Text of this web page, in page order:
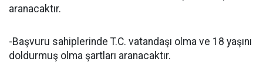
aranacaktır.
-Başvuru sahiplerinde T.C. vatandaşı olma ve 18 yaşını
doldurmuş olma şartları aranacaktır.